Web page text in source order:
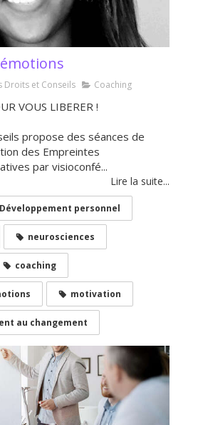
Droits et Conseils Coaching
VOUS LIBERER !
propose des séances de
des Empreintes
par visioconfé...
Lire la suite...
Développement personnel
neurosciences
coaching
motivation
au changement